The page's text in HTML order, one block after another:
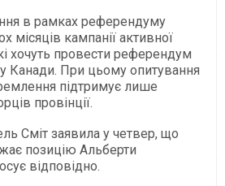
в рамках референдуму
місяців кампанії активної
хочуть провести референдум
Канади. При цьому опитування
підтримує лише
провінції.
Сміт заявила у четвер, що
позицію Альберти
відповідно.